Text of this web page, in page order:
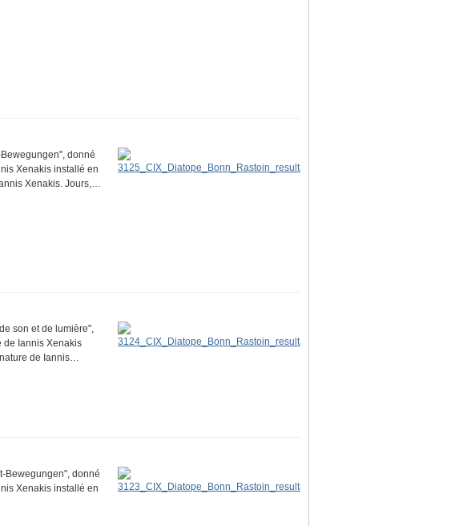
donné
Xenakis installé en
Xenakis. Jours,…
son et de lumière",
de Iannis Xenakis
de Iannis…
Bewegungen", donné
Xenakis installé en